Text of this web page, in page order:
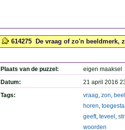
614275 De vraag of zo'n beeldmerk,
Plaats van de puzzel:
eigen maaksel
Datum:
21 april 2016
Tags:
vraag, zon,
horen,
geeft, teveel ,
woorden